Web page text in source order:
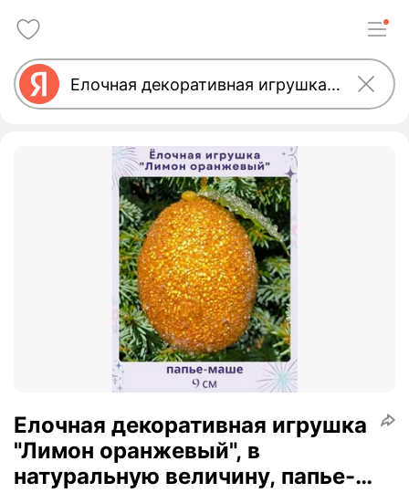
Елочная декоративная игрушка
"Лимон оранжевый", в
натуральную величину, папье-